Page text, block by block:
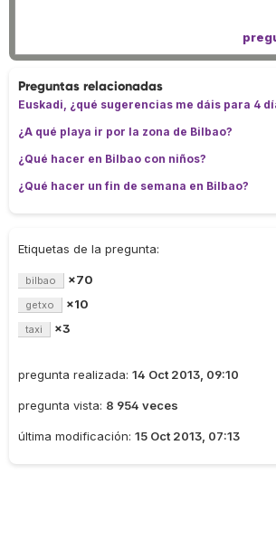
Preguntas relacionadas
Euskadi, ¿qué sugerencias me dáis para 4
¿A qué playa ir por la zona de Bilbao?
¿Qué hacer en Bilbao con niños?
¿Qué hacer un fin de semana en Bilbao?
Etiquetas de la pregunta:
bilbao ×70
getxo ×10
taxi ×3
pregunta realizada: 14 Oct 2013, 09:10
pregunta vista: 8 954 veces
última modificación: 15 Oct 2013, 07:13